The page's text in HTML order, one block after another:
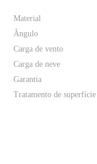
Material
Ângulo
Carga de vento
Carga de neve
Garantia
Tratamento de superfície